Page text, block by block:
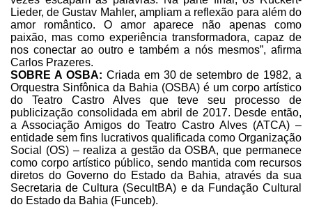
Lieder, de Gustav Mahler, ampliam a reflexão para além do
amor romântico. O amor aparece não apenas como
paixão, mas como experiência transformadora, capaz de
nos conectar ao outro e também a nós mesmos”, afirma
Carlos Prazeres.
SOBRE A OSBA: Criada em 30 de setembro de 1982, a
Orquestra Sinfônica da Bahia (OSBA) é um corpo artístico
do Teatro Castro Alves que teve seu processo de
publicização consolidada em abril de 2017. Desde então,
a Associação Amigos do Teatro Castro Alves (ATCA) –
entidade sem fins lucrativos qualificada como Organização
Social (OS) – realiza a gestão da OSBA, que permanece
como corpo artístico público, sendo mantida com recursos
diretos do Governo do Estado da Bahia, através da sua
Secretaria de Cultura (SecultBA) e da Fundação Cultural
do Estado da Bahia (Funceb).